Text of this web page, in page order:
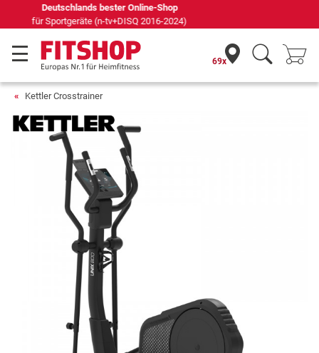
Seit 42 Jahren Ihr Experte für Heimfitness
69x
Kettler Crosstrainer